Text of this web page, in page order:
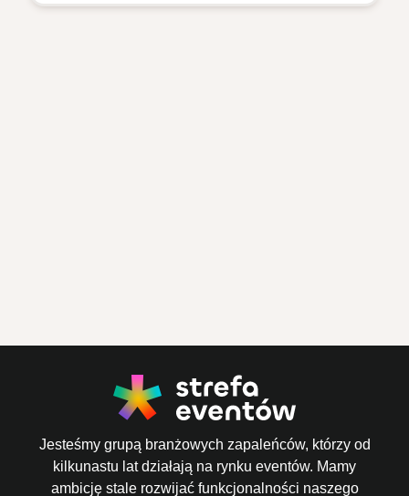
Jesteśmy grupą branżowych zapaleńców, którzy od
kilkunastu lat działają na rynku eventów. Mamy
ambicję stale rozwijać funkcjonalności naszego